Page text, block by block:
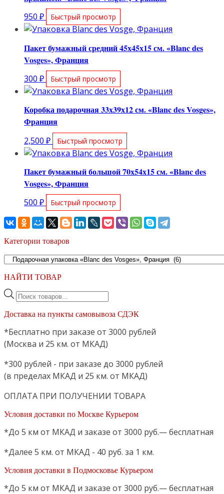
950 ₽ Быстрый просмотр
Пакет бумажный средний 45х45х15 см. «Blanc des
Vosges», Франция
300 ₽ Быстрый просмотр
Коробка подарочная 33х39х12 см. «Blanc des Vosges»,
Франция
2,500 ₽ Быстрый просмотр
Пакет бумажный большой 70х54х15 см. «Blanc des
Vosges», Франция
500 ₽ Быстрый просмотр
Категории товаров
НАЙТИ ТОВАР
Поиск
Доставка на пункты самовывоза СДЭК
*Бесплатно при заказе от 3000 рублей
(Москва и 25 км. от МКАД)
*300 рублей - при заказе до 3000 рублей
(в пределах МКАД и 25 км. от МКАД)
ОПЛАТА ПРИ ПОЛУЧЕНИИ ТОВАРА
Условия доставки по Москве Курьером
*До 5 км от МКАД и заказе от 3000 руб.— бесплатная
*Далее 5 км. от МКАД - 40 руб. за 1 км.
Условия доставки в Подмосковье Курьером
*До 5 км от МКАД и заказе от 3000 руб.— бесплатная